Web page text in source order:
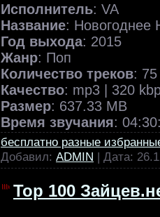
Исполнитель: VA
Название: Новогоднее
Год выхода: 2015
Жанр: Поп
Количество треков: 75
Качество: mp3 | 320
Размер: 637.33 MB
Время звучания:
бесплатно разные
Добавил: ADMIN | Дата:
Тор 100